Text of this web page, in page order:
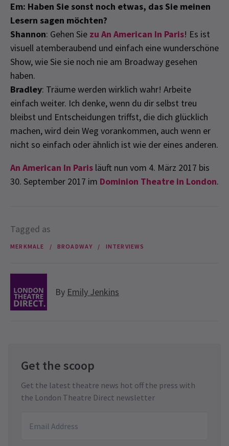
Em: Haben Sie sonst noch etwas, das Sie meinen
Lesern sagen möchten?
Shannon: Gehen Sie zu An American In Paris! Es ist
visuell atemberaubend und einfach eine wunderschöne
Show, wie Sie sie noch nie am Broadway gesehen
haben.
Bradley: Träume werden wirklich wahr! Arbeite
einfach weiter. Ich denke, wenn du dir selbst treu
bleibst und Entscheidungen triffst, die dich glücklich
machen, wird dein Weg vorankommen, auch wenn er
nicht so einfach oder ähnlich ist wie der eines anderen.
An American In Paris läuft nun vom 4. März 2017 bis
30. September 2017 im Dominion Theatre in London.
Tagged as
MERKMALE BROADWAY INTERVIEWS
By Emily Jenkins
Get the scoop
Get the latest theatre news hot off the press with
the London Theatre Direct newsletter